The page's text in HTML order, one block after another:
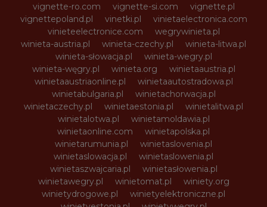
vignette-ro.com
vignette-si.com
vignette.pl
vignettepoland.pl
vinetki.pl
vinietaelectronica.com
vinieteelectronice.com
wegrywinieta.pl
winieta-austria.pl
winieta-czechy.pl
winieta-litwa.pl
winieta-słowacja.pl
winieta-wegry.pl
winieta-węgry.pl
winieta.org
winietaaustria.pl
winietaaustriaonline.pl
winietaautostradowa.pl
winietabulgaria.pl
winietachorwacja.pl
winietaczechy.pl
winietaestonia.pl
winietalitwa.pl
winietalotwa.pl
winietamoldawia.pl
winietaonline.com
winietapolska.pl
winietarumunia.pl
winietaslovenia.pl
winietaslowacja.pl
winietaslowenia.pl
winietaszwajcaria.pl
winietasłowenia.pl
winietawegry.pl
winietomat.pl
winiety.org
winietydrogowe.pl
winietyelektroniczne.pl